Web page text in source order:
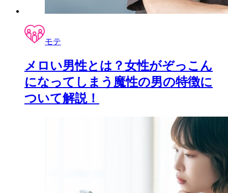
モテ
メロい男性とは？女性がぞっこん
になってしまう魔性の男の特徴に
ついて解説！